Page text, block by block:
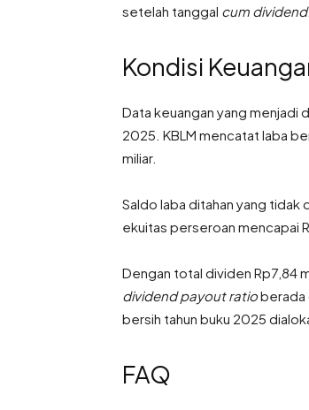
setelah tanggal cum dividend.
Kondisi
Data keuangan yang menjadi
2025. KBLM mencatat laba
miliar.
Saldo laba ditahan yang
ekuitas perseroan mencapai
Dengan total dividen Rp7,84
dividend payout ratioberada
bersih tahun buku 2025
FAQ